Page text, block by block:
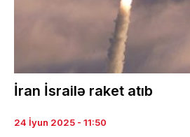
İran İsrailə raket atıb
24 İyun 2025 - 11:50